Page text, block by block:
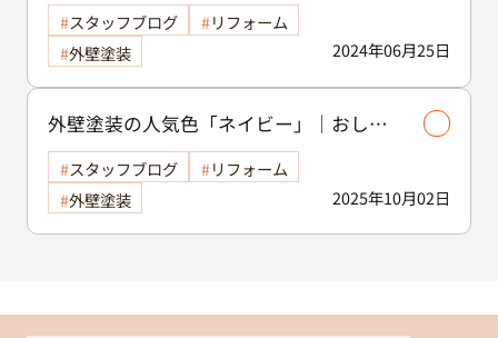
2024年06月25日
スタッフブログ
リフォーム
外壁塗装
外壁塗装の人気色「ネイビー」｜おしゃ
れで落ち着きのあるネイビーに合うおす
すめ配色4選を色の専門家が徹底解説❗❗
2025年10月02日
スタッフブログ
リフォーム
外壁塗装